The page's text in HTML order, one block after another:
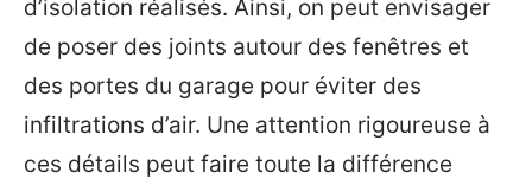
d’isolation réalisés. Ainsi, on peut envisager
de poser des joints autour des fenêtres et
des portes du garage pour éviter des
infiltrations d’air. Une attention rigoureuse à
ces détails peut faire toute la différence